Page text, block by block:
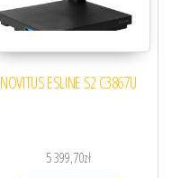
NOVITUS ESLINE S2 C3867U
5 399,70zł